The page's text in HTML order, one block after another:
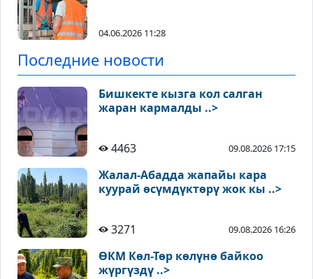
04.06.2026 11:28
Последние новости
Бишкекте кызга кол салган
жаран кармалды ..>
4463 09.08.2026 17:15
Жалал-Абадда жапайы кара
куурай өсүмдүктөрү жок кы ..>
3271 09.08.2026 16:26
ӨКМ Көл-Төр көлүнө байкоо
жүргүздү ..>